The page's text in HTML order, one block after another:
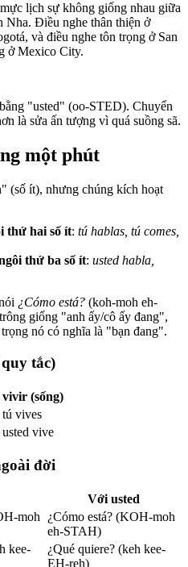
lịch sự không giống nhau giữa
Nha. Điều nghe thân thiện ở
và điều nghe tôn trọng ở San
ở Mexico City.
"usted" (oo-STED). Chuyển
là sửa ấn tượng vì quá suồng sã.
một phút
(số ít), nhưng chúng kích hoạt
thứ hai số ít: tú hablas, tú comes,
thứ ba số ít: usted habla,
¿Cómo está? (koh-moh eh-
giống "anh ấy/cô ấy đang",
nó có nghĩa là "bạn đang".
tắc)
vivir (sống)
tú vives
usted vive
đời
Với usted
moh
¿Cómo está? (KOH-moh
eh-STAH)
kee-
¿Qué quiere? (keh kee-
EH-reh)